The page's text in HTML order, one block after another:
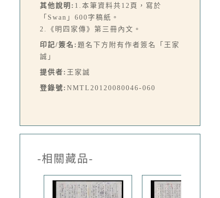
其他說明: 1.本筆資料共12頁，寫於
「Swan」600字稿紙。
2.《明四家傳》第三冊內文。
印記/簽名: 題名下方附有作者簽名「王家
誠」
提供者: 王家誠
登錄號: NMTL20120080046-060
-相關藏品-